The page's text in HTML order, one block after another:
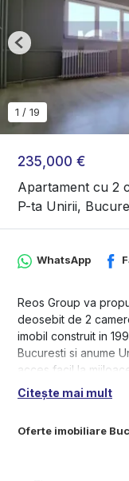
235,000 €
Apartament cu 2
P-ta Unirii,
1 / 19
Previous
Oferte imobiliare
WhatsApp
Reos Group va
deosebit de 2
imobil construit in
Bucuresti si anume
acces facil la
restaurante și parcuri.
luminos, dormitor,
Citește mai mult